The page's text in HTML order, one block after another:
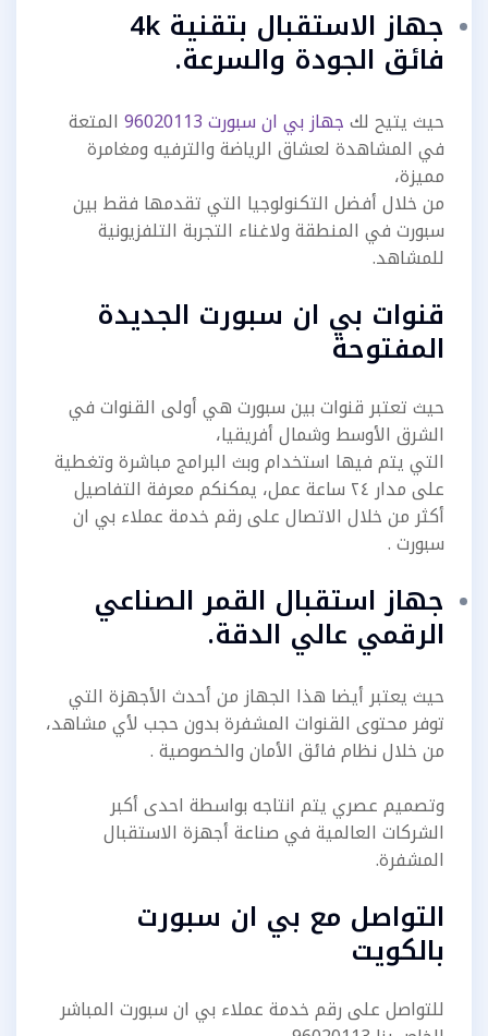
جهاز الاستقبال بتقنية 4k
فائق الجودة والسرعة.
حيث يتيح لكجهاز بي ان سبورت 96020113
المتعة
في المشاهدة لعشاق الرياضة والترفيه ومغامرة
مميزة،
من خلال أفضل التكنولوجيا التي تقدمها فقط بين
سبورت في المنطقة ولاغناء التجربة التلفزيونية
للمشاهد.
قنوات بي ان سبورت الجديدة
المفتوحة
حيث تعتبر قنوات بين سبورت هي أولى القنوات في
الشرق الأوسط وشمال أفريقيا،
التي يتم فيها استخدام وبث البرامج مباشرة وتغطية
على مدار ٢٤ ساعة عمل، يمكنكم معرفة التفاصيل
أكثر من خلال الاتصال على رقم خدمة عملاء بي ان
سبورت .
جهاز استقبال القمر الصناعي
الرقمي عالي الدقة.
حيث يعتبر أيضا هذا الجهاز من أحدث الأجهزة التي
توفر محتوى القنوات المشفرة بدون حجب لأي مشاهد،
من خلال نظام فائق الأمان والخصوصية .
وتصميم عصري يتم انتاجه بواسطة احدى أكبر
الشركات العالمية في صناعة أجهزة الاستقبال
المشفرة.
التواصل مع بي ان سبورت
بالكويت
للتواصل على رقم خدمة عملاء بي ان سبورت المباشر